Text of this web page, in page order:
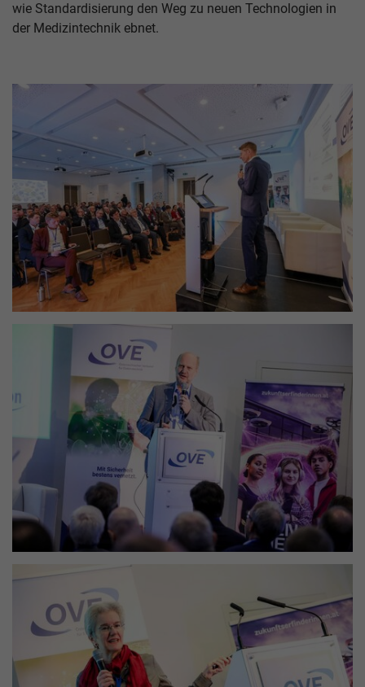
wie Standardisierung den Weg zu neuen Technologien in
der Medizintechnik ebnet.